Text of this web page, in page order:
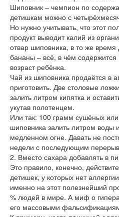
Шиповник – чемпион по
детишкам можно с
Но нужно учитывать, что этот
продукт выводит калий из
отвар шиповника, в то же время
бананы – всё, в чём содержится
возраст ребёнка.
Чай из шиповника продаётся в
приготовить. Две столовые
залить литром кипятка и
укутав полотенцем.
Или так: 100 грамм сушёных
шиповника залить литром воды
медленном огне. Давать не
недели с последующим
2. Вместо сахара добавлять в
Это правило, конечно,
детишек, у которых нет
именно на этот полезнейший
% людей в мире. А миф о
его массовыми